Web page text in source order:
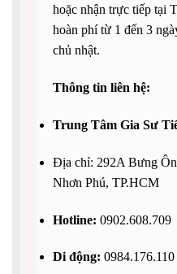
hoặc nhận trực tiếp tại
hoàn phí từ 1 đến 3
chủ nhật.
Thông tin liên hệ:
Trung Tâm Gia Sư
Địa chỉ: 292A Bưng
Nhơn Phú, TP.HCM
Hotline: 0902.608.709
Di động: 0984.176.110